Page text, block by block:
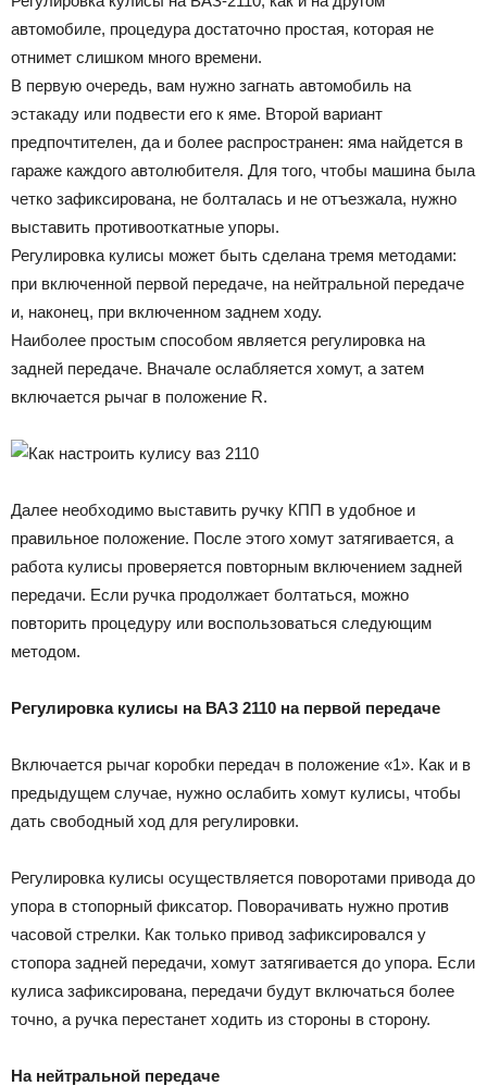
автомобиле, процедура достаточно простая, которая не
отнимет слишком много времени.
В первую очередь, вам нужно загнать автомобиль на
эстакаду или подвести его к яме. Второй вариант
предпочтителен, да и более распространен: яма найдется в
гараже каждого автолюбителя. Для того, чтобы машина была
четко зафиксирована, не болталась и не отъезжала, нужно
выставить противооткатные упоры.
Регулировка кулисы может быть сделана тремя методами:
при включенной первой передаче, на нейтральной передаче
и, наконец, при включенном заднем ходу.
Наиболее простым способом является регулировка на
задней передаче. Вначале ослабляется хомут, а затем
включается рычаг в положение R.
Далее необходимо выставить ручку КПП в удобное и
правильное положение. После этого хомут затягивается, а
работа кулисы проверяется повторным включением задней
передачи. Если ручка продолжает болтаться, можно
повторить процедуру или воспользоваться следующим
методом.
Регулировка кулисы на ВАЗ 2110 на первой передаче
Включается рычаг коробки передач в положение «1». Как и в
предыдущем случае, нужно ослабить хомут кулисы, чтобы
дать свободный ход для регулировки.
Регулировка кулисы осуществляется поворотами привода до
упора в стопорный фиксатор. Поворачивать нужно против
часовой стрелки. Как только привод зафиксировался у
стопора задней передачи, хомут затягивается до упора. Если
кулиса зафиксирована, передачи будут включаться более
точно, а ручка перестанет ходить из стороны в сторону.
На нейтральной передаче